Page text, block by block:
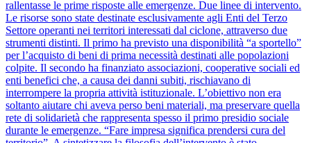
rallentasse le prime risposte alle emergenze. Due linee di intervento.
Le risorse sono state destinate esclusivamente agli Enti del Terzo
Settore operanti nei territori interessati dal ciclone, attraverso due
strumenti distinti. Il primo ha previsto una disponibilità “a sportello”
per l’acquisto di beni di prima necessità destinati alle popolazioni
colpite. Il secondo ha finanziato associazioni, cooperative sociali ed
enti benefici che, a causa dei danni subiti, rischiavano di
interrompere la propria attività istituzionale. L’obiettivo non era
soltanto aiutare chi aveva perso beni materiali, ma preservare quella
rete di solidarietà che rappresenta spesso il primo presidio sociale
durante le emergenze. “Fare impresa significa prendersi cura del